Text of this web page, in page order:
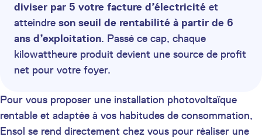
diviser par 5 votre facture d’électricité et
atteindre son seuil de rentabilité à partir de 6
ans d’exploitation. Passé ce cap, chaque
kilowattheure produit devient une source de profit
net pour votre foyer.
Pour vous proposer une installation photovoltaïque
rentable et adaptée à vos habitudes de consommation,
Ensol se rend directement chez vous pour réaliser une